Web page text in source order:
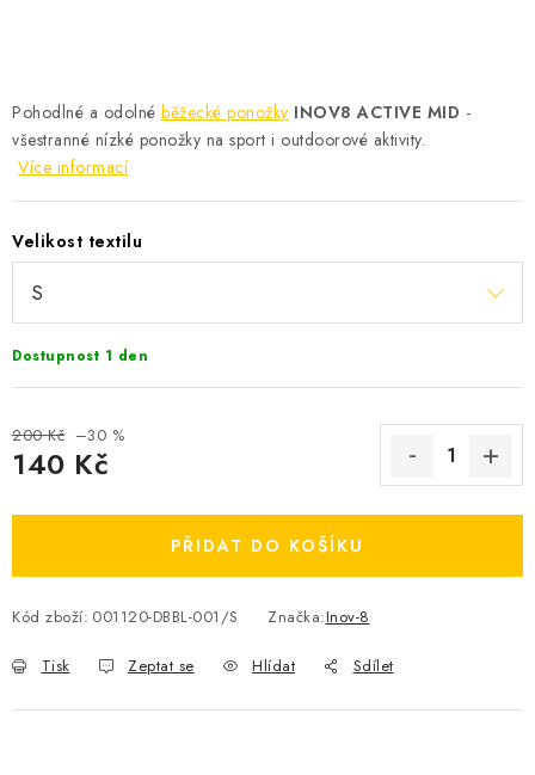
VÝŽIVA
SPORTY
NOVINKY
NOVINKY MIZUNO
OBLÍBENÉ DROBNOSTI
Obchodní podmínky
Velikostní tabulky
Ochrana osobních údajů
Zásady používání souborů cookies
Pohodlné a odolné běžecké ponožky INOV8 ACTIVE MID -
všestranné nízké ponožky na sport i outdoorové aktivity.
Více informací
Velikost textilu
Dostupnost 1 den
200 Kč –30 %
140 Kč
PŘIDAT DO KOŠÍKU
Kód zboží: 001120-DBBL-001/S Značka:Inov-8
Tisk Zeptat se Hlídat Sdílet